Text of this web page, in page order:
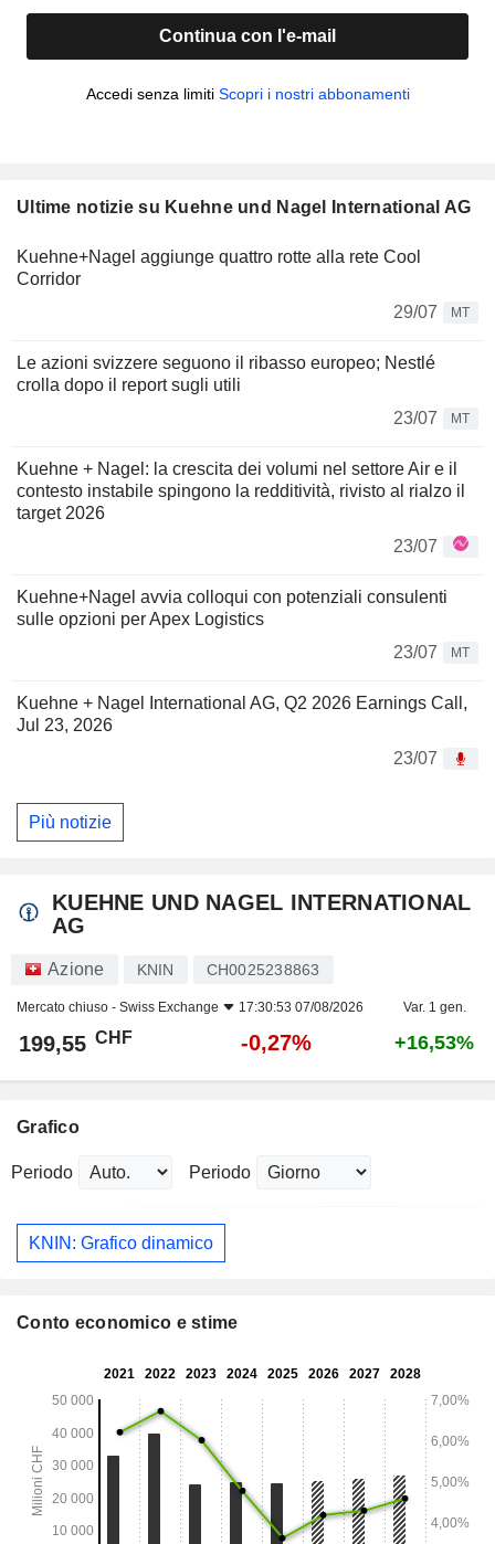
Continua con l'e-mail
Accedi senza limiti Scopri i nostri abbonamenti
Ultime notizie su Kuehne und Nagel International AG
Kuehne+Nagel aggiunge quattro rotte alla rete Cool
Corridor
29/07
MT
Le azioni svizzere seguono il ribasso europeo; Nestlé
crolla dopo il report sugli utili
23/07
MT
Kuehne + Nagel: la crescita dei volumi nel settore Air e il
contesto instabile spingono la redditività, rivisto al rialzo il
target 2026
23/07
Kuehne+Nagel avvia colloqui con potenziali consulenti
sulle opzioni per Apex Logistics
23/07
MT
Kuehne + Nagel International AG, Q2 2026 Earnings Call,
Jul 23, 2026
23/07
Più notizie
KUEHNE UND NAGEL INTERNATIONAL
AG
Azione KNIN CH0025238863
Mercato chiuso - Swiss Exchange 17:30:53 07/08/2026 Var. 1 gen.
199,55 CHF -0,27% +16,53%
Grafico
Periodo Periodo
KNIN: Grafico dinamico
Conto economico e stime